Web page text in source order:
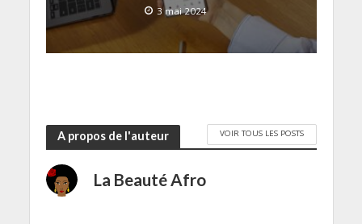
3 mai 2024
A propos de l'auteur VOIR TOUS LES POSTS
La Beauté Afro